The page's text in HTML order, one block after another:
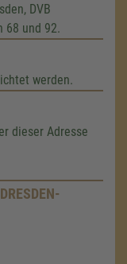
DVB
68 und 92.
werden.
dieser Adresse